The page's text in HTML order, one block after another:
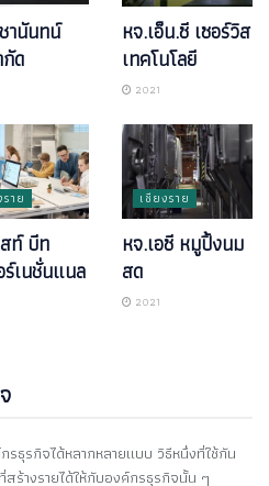
านันทน์
ด
หจ.เอ็น.ซี เซอร์วิส
เทคโนโลยี
2021
าย
ท์ บีท
ร์เนชั่นแนล
เชียงราย
หจ.เอซี หมูปิ้งนม
สด
2021
รธุรกิจได้หลากหลายแบบ วิธีหนึ่งที่ใช้กัน
ร้างรายได้ให้กับองค์กรธุรกิจนั้น ๆ